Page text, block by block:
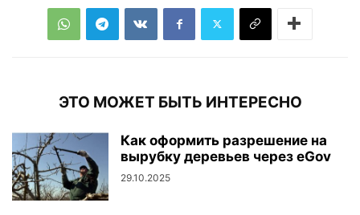
ЭТО МОЖЕТ БЫТЬ ИНТЕРЕСНО
Как оформить разрешение на
вырубку деревьев через eGov
29.10.2025